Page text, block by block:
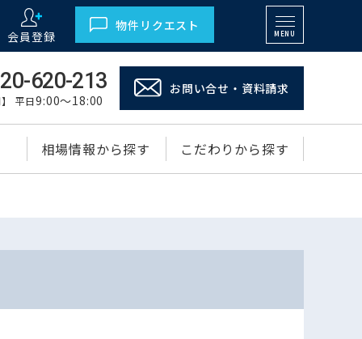
会員登録
物件リクエスト
MENU
620-213
】 平日9:00～18:00
お問い合せ・資料請求
相場情報から探す こだわりから探す